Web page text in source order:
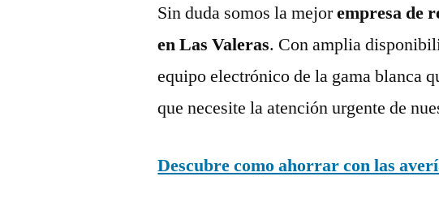
Sin duda somos la mejorempresa de
en Las Valeras. Con amplia
equipo electrónico de la gama blanca
que necesite la atención urgente de
Descubre como ahorrar con las